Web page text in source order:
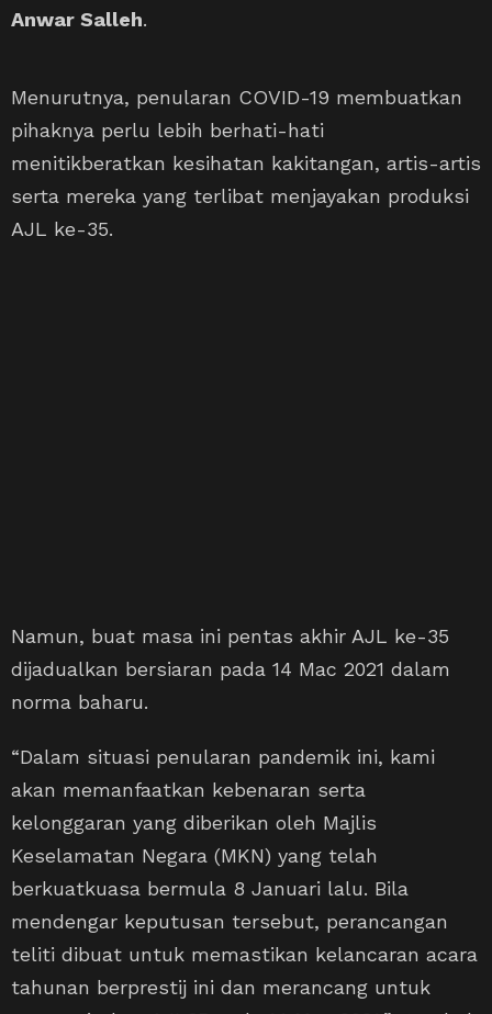
Anwar Salleh.
Menurutnya, penularan COVID-19 membuatkan
pihaknya perlu lebih berhati-hati
menitikberatkan kesihatan kakitangan, artis-artis
serta mereka yang terlibat menjayakan produksi
AJL ke-35.
Namun, buat masa ini pentas akhir AJL ke-35
dijadualkan bersiaran pada 14 Mac 2021 dalam
norma baharu.
“Dalam situasi penularan pandemik ini, kami
akan memanfaatkan kebenaran serta
kelonggaran yang diberikan oleh Majlis
Keselamatan Negara (MKN) yang telah
berkuatkuasa bermula 8 Januari lalu. Bila
mendengar keputusan tersebut, perancangan
teliti dibuat untuk memastikan kelancaran acara
tahunan berprestij ini dan merancang untuk